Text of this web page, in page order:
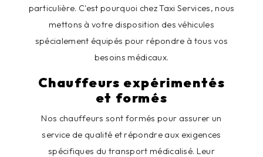
particulière. C'est pourquoi chez Taxi Services, nous
mettons à votre disposition des véhicules
spécialement équipés pour répondre à tous vos
besoins médicaux.
Chauffeurs expérimentés
et formés
Nos chauffeurs sont formés pour assurer un
service de qualité et répondre aux exigences
spécifiques du transport médicalisé. Leur